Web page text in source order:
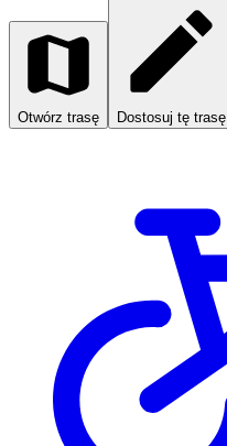
Otwórz trasę Dostosuj tę trasę